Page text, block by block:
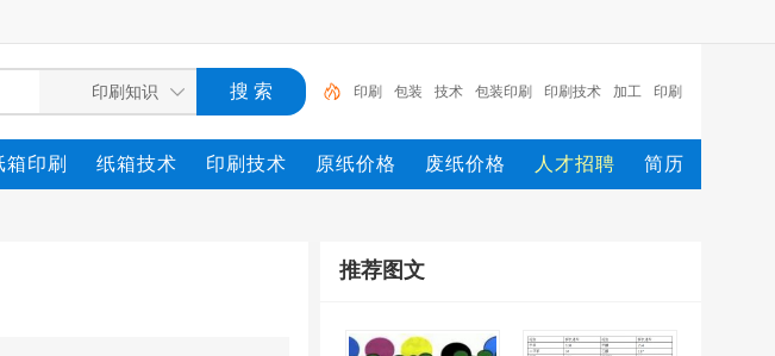
印刷 包装 技术 包装印刷 印刷技术 加工 印刷
包装 市场 行情 印刷_
箱印刷 纸箱技术 印刷技术 原纸价格 废纸价格 人才招聘 简历
推荐图文